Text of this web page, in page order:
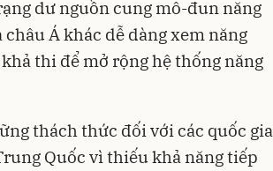
dư nguồn cung mô-đun năng
Á khác dễ dàng xem năng
thi để mở rộng hệ thống năng
thách thức đối với các quốc gia
Quốc vì thiếu khả năng tiếp